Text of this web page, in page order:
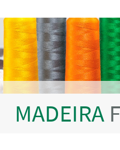
MADEIRA